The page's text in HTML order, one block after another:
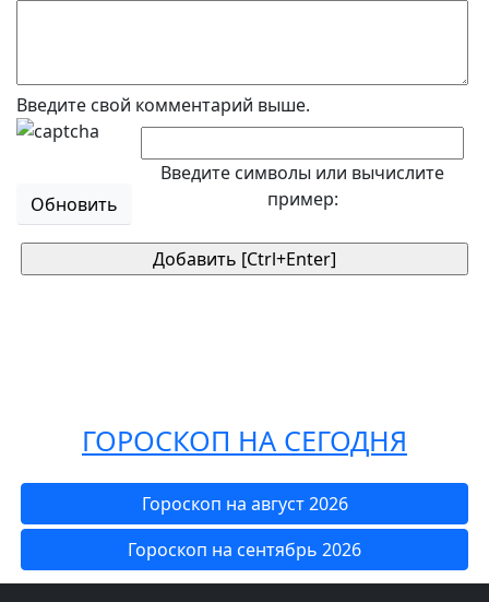
Введите свой комментарий выше.
Обновить
Введите символы или вычислите
пример:
ГОРОСКОП НА СЕГОДНЯ
Гороскоп на август 2026
Гороскоп на сентябрь 2026